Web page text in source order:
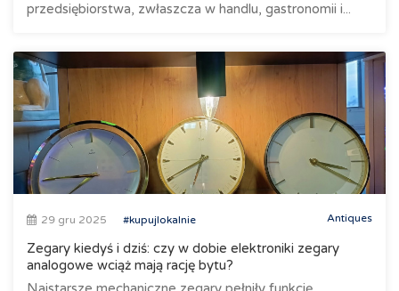
przedsiębiorstwa, zwłaszcza w handlu, gastronomii i...
29 gru 2025 #kupujlokalnie Antiques
Zegary kiedyś i dziś: czy w dobie elektroniki zegary
analogowe wciąż mają rację bytu?